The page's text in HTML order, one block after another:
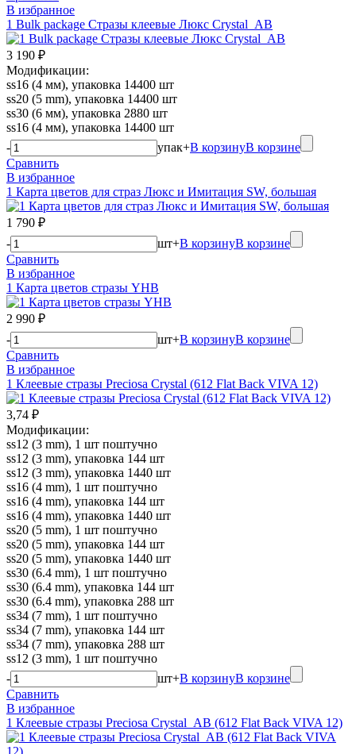
В избранное
1 Bulk package Стразы клеевые Люкс Crystal_AB
3 190 ₽
Модификации:
ss16 (4 мм), упаковка 14400 шт
ss20 (5 mm), упаковка 14400 шт
ss30 (6 мм), упаковка 2880 шт
ss16 (4 мм), упаковка 14400 шт
-
упак+В корзинуВ корзине
Сравнить
В избранное
1 Карта цветов для страз Люкс и Имитация SW, большая
1 790 ₽
-
шт+В корзинуВ корзине
Сравнить
В избранное
1 Карта цветов стразы YHB
2 990 ₽
-
шт+В корзинуВ корзине
Сравнить
В избранное
1 Клеевые стразы Preciosa Crystal (612 Flat Back VIVA 12)
3,74 ₽
Модификации:
ss12 (3 mm), 1 шт поштучно
ss12 (3 mm), упаковка 144 шт
ss12 (3 mm), упаковка 1440 шт
ss16 (4 mm), 1 шт поштучно
ss16 (4 mm), упаковка 144 шт
ss16 (4 mm), упаковка 1440 шт
ss20 (5 mm), 1 шт поштучно
ss20 (5 mm), упаковка 144 шт
ss20 (5 mm), упаковка 1440 шт
ss30 (6.4 mm), 1 шт поштучно
ss30 (6.4 mm), упаковка 144 шт
ss30 (6.4 mm), упаковка 288 шт
ss34 (7 mm), 1 шт поштучно
ss34 (7 mm), упаковка 144 шт
ss34 (7 mm), упаковка 288 шт
ss12 (3 mm), 1 шт поштучно
-
шт+В корзинуВ корзине
Сравнить
В избранное
1 Клеевые стразы Preciosa Crystal_AB (612 Flat Back VIVA 12)